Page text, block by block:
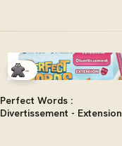
-
Perfect Words :
Divertissement - Extension